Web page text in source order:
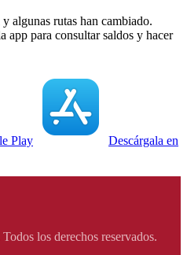
algunas rutas han cambiado.
app para consultar saldos y hacer
Play
Descárgala en
los derechos reservados.